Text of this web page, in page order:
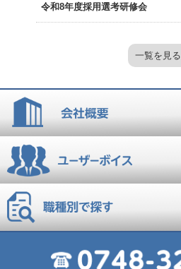
令和8年度採用選考研修会
一覧を見る